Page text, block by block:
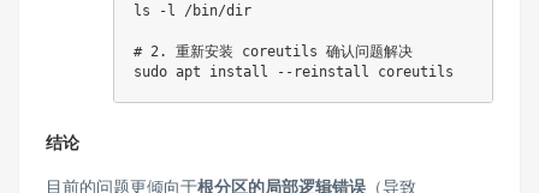
ls -l /bin/dir
# 2. 重新安装 coreutils 确认问题解决
sudo apt install
结论
目前的问题更倾向于根分区的局部逻辑错误 （导致